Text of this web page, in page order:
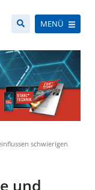
MENÜ
schwierigen
und